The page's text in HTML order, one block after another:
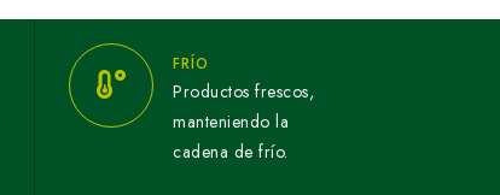
FRÍO
Productos frescos,
manteniendo la
cadena de frío.